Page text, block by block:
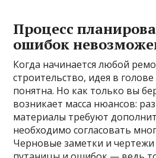
Процесс
ошибок
Когда начинается любой
строительство, идея в
понятна. Но как только вы
возникает масса нюансов:
материалы требуют
необходимо согласовать
Черновые заметки и